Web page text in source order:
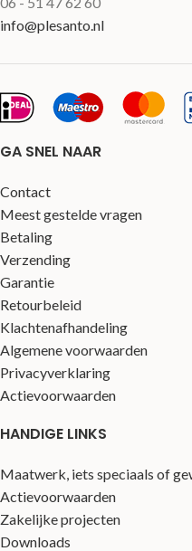
info@plesanto.nl
GA SNEL NAAR
Contact
Meest gestelde vragen
Betaling
Verzending
Garantie
Retourbeleid
Klachtenafhandeling
Algemene voorwaarden
Privacyverklaring
Actievoorwaarden
HANDIGE LINKS
Maatwerk, iets speciaals of
Actievoorwaarden
Zakelijke projecten
Downloads